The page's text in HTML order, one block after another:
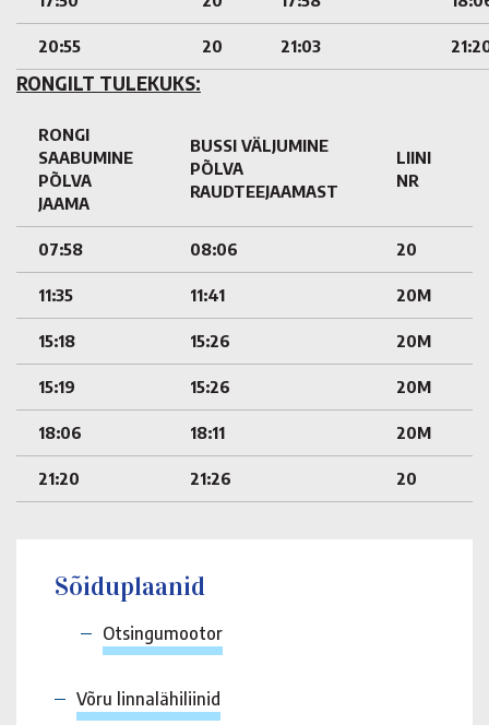
20:55 20 21:03
RONGILT TULEKUKS:
RONGI
SAABUMINE
PÕLVA
JAAMA
BUSSI VÄLJUMINE
PÕLVA
RAUDTEEJAAMAST
LIINI
NR
07:58 08:06 20
11:35 11:41 20M
15:18 15:26 20M
15:19 15:26 20M
18:06 18:11 20M
21:20 21:26 20
Sõiduplaanid
Otsingumootor
Võru linnalähiliinid